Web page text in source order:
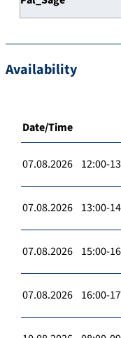
Availability
Date/Time
07.08.2026 12:00-
07.08.2026 13:00-
07.08.2026 15:00-
07.08.2026 16:00-